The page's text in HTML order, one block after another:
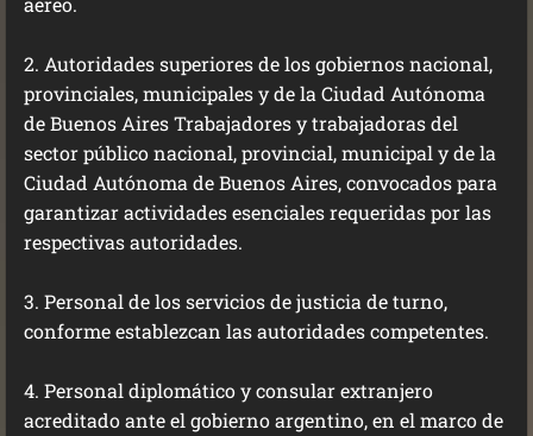
2. Autoridades superiores de los gobiernos nacional,
provinciales, municipales y de la Ciudad Autónoma
de Buenos Aires Trabajadores y trabajadoras del
sector público nacional, provincial, municipal y de la
Ciudad Autónoma de Buenos Aires, convocados para
garantizar actividades esenciales requeridas por las
respectivas autoridades.
3. Personal de los servicios de justicia de turno,
conforme establezcan las autoridades competentes.
4. Personal diplomático y consular extranjero
acreditado ante el gobierno argentino, en el marco de